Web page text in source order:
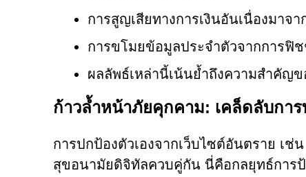
การสูญเสียทางการเงินอันเนื่องมาจ
การขโมยข้อมูลประจำตัวจากการฟิ
ผลลัพธ์เหล่านี้เน้นย้ำถึงความสำคัญ
ก้าวล้ำหน้าภัยคุกคาม: เคล็ดลับการ
การปกป้องตัวเองจากเว็บไซต์อันตราย เช่
สุขอนามัยดิจิทัลควบคู่กัน นี่คือกลยุทธ์การ